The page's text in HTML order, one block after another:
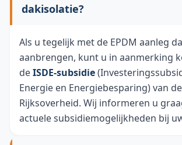
dakisolatie?
Als u tegelijk met de EPDM aanleg
aanbrengen, kunt u in aanmerking
deISDE-subsidie
Energie en Energiebesparing) van de
Rijksoverheid. Wij informeren u
actuele subsidiemogelijkheden bij